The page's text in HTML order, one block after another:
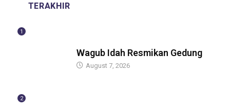
TERAKHIR
1
Wagub Idah Resmikan Gedung
August 7, 2026
2